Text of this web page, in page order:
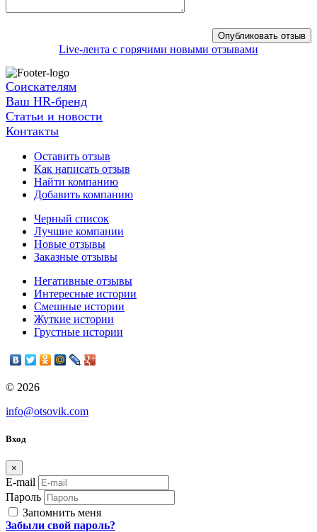
Live-лента с горячими новыми отзывами
Соискателям
Ваш HR-бренд
Статьи и новости
Контакты
Оставить отзыв
Как написать отзыв
Найти компанию
Добавить компанию
Черный список
Лучшие компании
Новые отзывы
Заказные отзывы
Негативные отзывы
Интересные истории
Смешные истории
Жуткие истории
Грустные истории
© 2026
info@otsovik.com
Вход
×
E-mail
Пароль
Запомнить меня
Забыли свой пароль?